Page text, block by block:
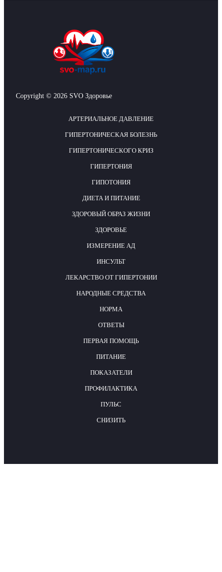
Copyright © 2026 SVO Здоровье
АРТЕРИАЛЬНОЕ ДАВЛЕНИЕ
ГИПЕРТОНИЧЕСКАЯ БОЛЕЗНЬ
ГИПЕРТОНИЧЕСКОГО КРИЗ
ГИПЕРТОНИЯ
ГИПОТОНИЯ
ДИЕТА И ПИТАНИЕ
ЗДОРОВЫЙ ОБРАЗ ЖИЗНИ
ЗДОРОВЬЕ
ИЗМЕРЕНИЕ АД
ИНСУЛЬТ
ЛЕКАРСТВО ОТ ГИПЕРТОНИИ
НАРОДНЫЕ СРЕДСТВА
НОРМА
ОТВЕТЫ
ПЕРВАЯ ПОМОЩЬ
ПИТАНИЕ
ПОКАЗАТЕЛИ
ПРОФИЛАКТИКА
ПУЛЬС
СНИЗИТЬ